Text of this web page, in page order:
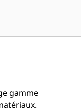
gamme